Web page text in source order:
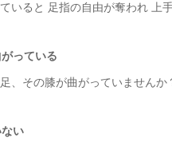
いると 足指の自由が奪われ 上
っている
、その膝が曲がっていませんか
い